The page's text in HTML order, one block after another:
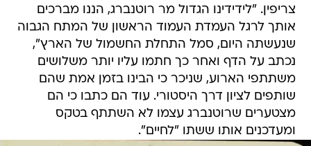
צריפין. "לידידינו הגדול מר רוטנברג, הננו מברכים
אותך לרגל העמדת העמוד הראשון של המתח הגבוה
שנעשתה היום, סמל התחלת החשמול של הארץ",
נכתב על הדף ואחר כך חתמו עליו יותר משלושים
משתתפי הארוע, שניכר כי הבינו בזמן אמת שהם
שותפים לציון דרך היסטורי. עוד הם כתבו כי הם
מצטערים שרוטנברג עצמו לא השתתף בטקס
ומעדכנים אותו ששתו "לחיים".